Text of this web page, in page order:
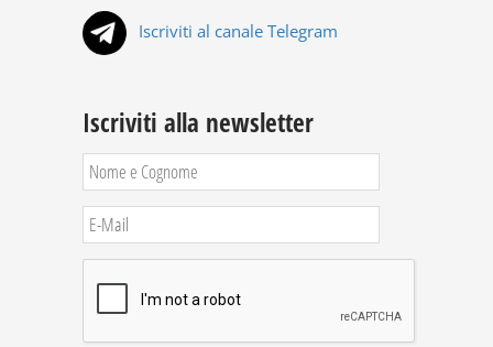
Iscriviti al canale Telegram
Iscriviti alla newsletter